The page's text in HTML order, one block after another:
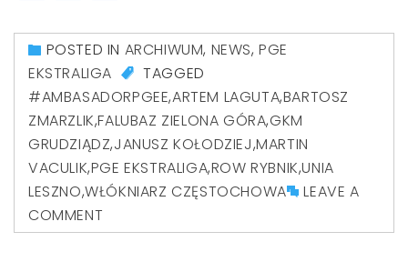
POSTED IN ARCHIWUM, NEWS,PGE
EKSTRALIGA
TAGGED
#AMBASADORPGEE,ARTEM LAGUTA,BARTOSZ
ZMARZLIK,FALUBAZ ZIELONA GÓRA,GKM
GRUDZIĄDZ,JANUSZ KOŁODZIEJ,MARTIN
VACULIK,PGE EKSTRALIGA,ROW RYBNIK,UNIA
LESZNO,WŁÓKNIARZ CZĘSTOCHOWA
LEAVE A
COMMENT